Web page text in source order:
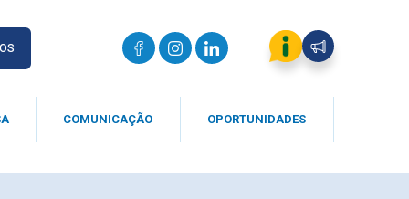
COMUNICAÇÃO OPORTUNIDADES